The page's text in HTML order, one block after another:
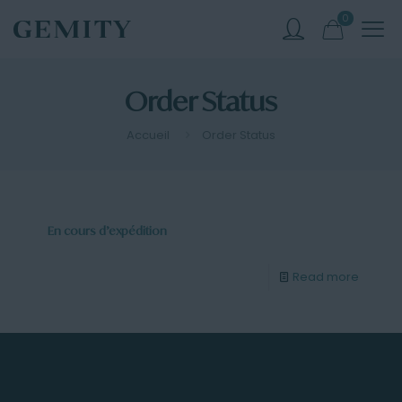
0
Order Status
En cours d’expédition
Read more